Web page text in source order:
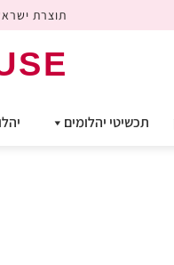
תוצרת ישראל | 30 יום החזר כספי |
תכשיטי יהלומים